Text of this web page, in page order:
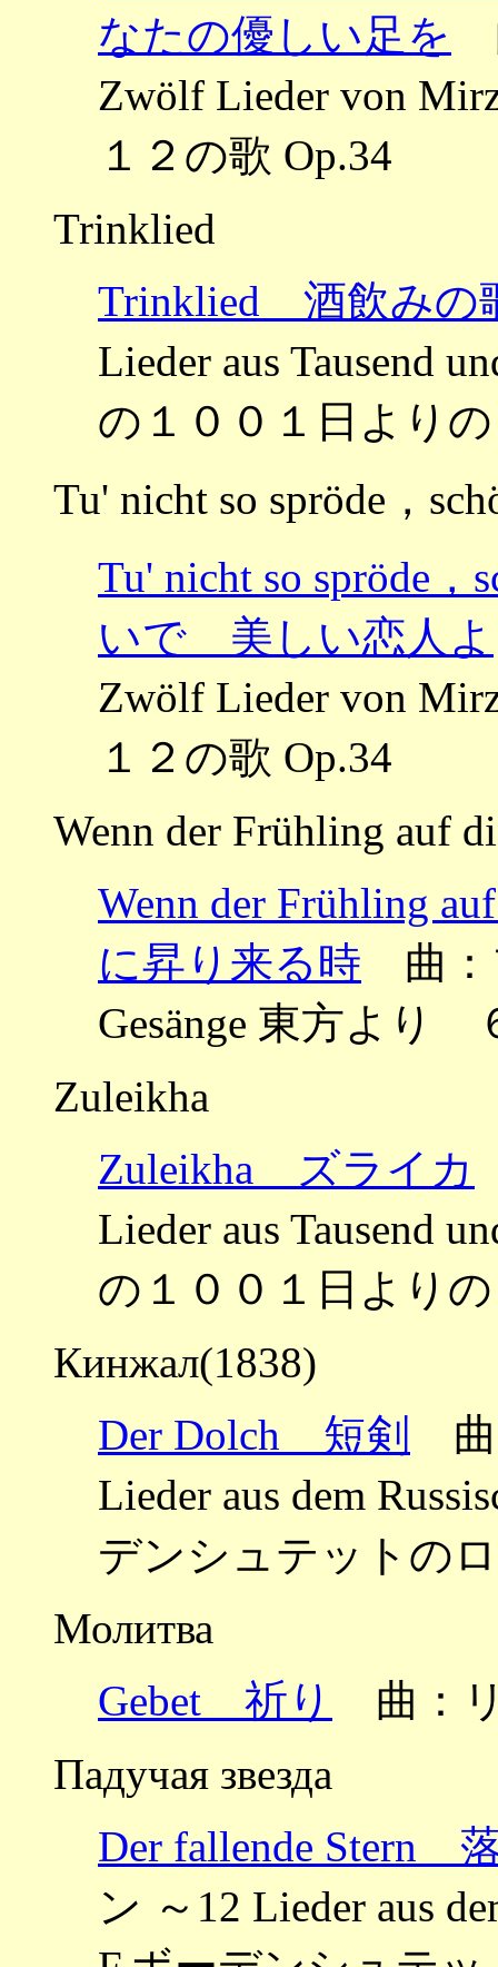
なたの優しい足を
Zwölf Lieder von
１２の歌 Op.34
Trinklied
Trinklied 酒飲みの
Lieder aus Tausend
の１００１日より
Tu' nicht so spröde，
Tu' nicht so spröde
いで 美しい恋人よ
Zwölf Lieder von
１２の歌 Op.34
Wenn der Frühling auf
Wenn der Frühling
に昇り来る時 曲：
Gesänge 東方より
Zuleikha
Zuleikha ズライカ
Lieder aus Tausend
の１００１日より
Кинжал(1838)
Der Dolch 短剣
曲
Lieder aus dem
デンシュテットの
Молитва
Gebet 祈り
曲：
Падучая звезда
Der fallende Stern
ン ～12 Lieder aus